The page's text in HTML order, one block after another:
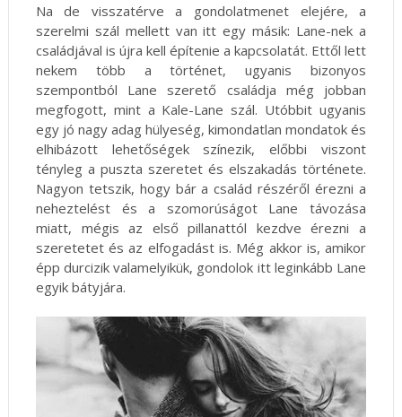
Na de visszatérve a gondolatmenet elejére, a
szerelmi szál mellett van itt egy másik: Lane-nek a
családjával is újra kell építenie a kapcsolatát. Ettől lett
nekem több a történet, ugyanis bizonyos
szempontból Lane szerető családja még jobban
megfogott, mint a Kale-Lane szál. Utóbbit ugyanis
egy jó nagy adag hülyeség, kimondatlan mondatok és
elhibázott lehetőségek színezik, előbbi viszont
tényleg a puszta szeretet és elszakadás története.
Nagyon tetszik, hogy bár a család részéről érezni a
neheztelést és a szomorúságot Lane távozása
miatt, mégis az első pillanattól kezdve érezni a
szeretetet és az elfogadást is. Még akkor is, amikor
épp durcizik valamelyikük, gondolok itt leginkább Lane
egyik bátyjára.